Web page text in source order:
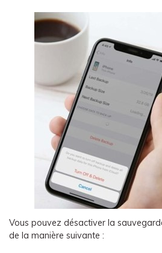
Vous pouvez désactiver la
de la manière suivante :